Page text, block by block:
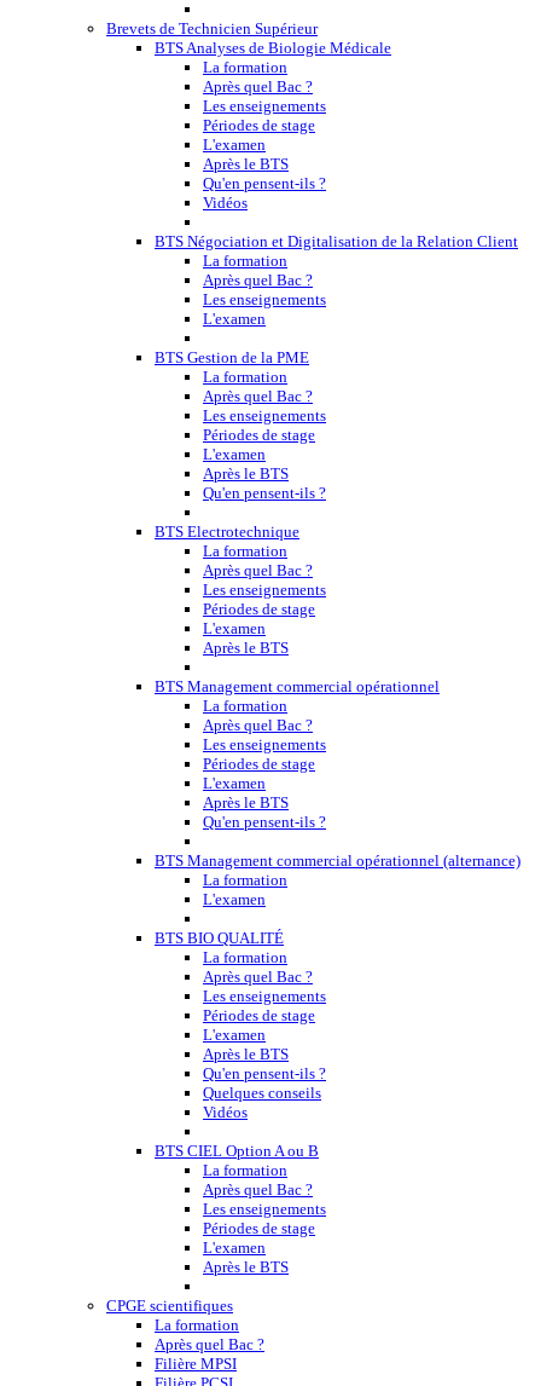
Brevets de Technicien Supérieur
BTS Analyses de Biologie Médicale
La formation
Après quel Bac ?
Les enseignements
Périodes de stage
L'examen
Après le BTS
Qu'en pensent-ils ?
Vidéos
BTS Négociation et Digitalisation de la Relation Client
La formation
Après quel Bac ?
Les enseignements
L'examen
BTS Gestion de la PME
La formation
Après quel Bac ?
Les enseignements
Périodes de stage
L'examen
Après le BTS
Qu'en pensent-ils ?
BTS Electrotechnique
La formation
Après quel Bac ?
Les enseignements
Périodes de stage
L'examen
Après le BTS
BTS Management commercial opérationnel
La formation
Après quel Bac ?
Les enseignements
Périodes de stage
L'examen
Après le BTS
Qu'en pensent-ils ?
BTS Management commercial opérationnel (alternance)
La formation
L'examen
BTS BIO QUALITÉ
La formation
Après quel Bac ?
Les enseignements
Périodes de stage
L'examen
Après le BTS
Qu'en pensent-ils ?
Quelques conseils
Vidéos
BTS CIEL Option A ou B
La formation
Après quel Bac ?
Les enseignements
Périodes de stage
L'examen
Après le BTS
CPGE scientifiques
La formation
Après quel Bac ?
Filière MPSI